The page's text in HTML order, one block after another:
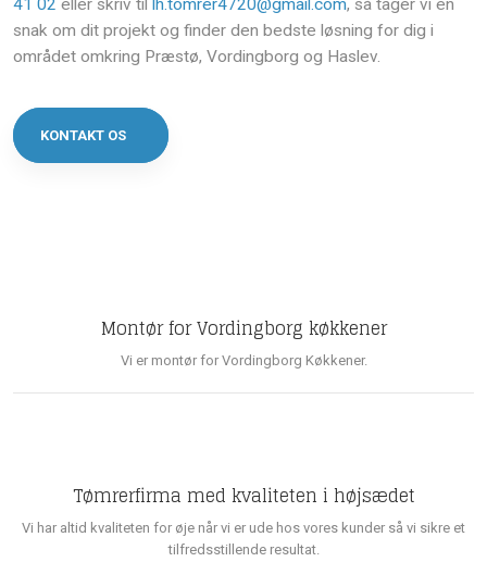
41 02 eller skriv til lh.tomrer4720@gmail.com, så tager vi en
snak om dit projekt og finder den bedste løsning for dig i
området omkring Præstø, Vordingborg og Haslev.​
KONTAKT OS
Montør for Vordingborg køkkener
Vi er montør for Vordingborg Køkkener.
Tømrerfirma med kvaliteten i højsædet
Vi har altid kvaliteten for øje når vi er ude hos vores kunder så vi sikre et
tilfredsstillende resultat.